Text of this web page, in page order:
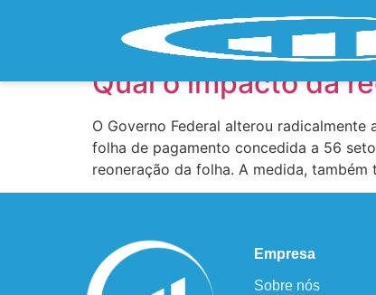
Tag:Folha
Qual o impacto da
O Governo Federal alterou
folha de pagamento concedida a 56
reoneração da folha. A medida,
Empresa
Sobre nós